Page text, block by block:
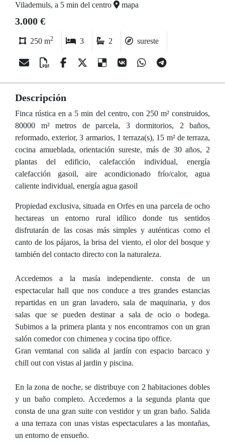
Vilademuls, a 5 min del centro mapa
3.000 €
250 m2 3 2 sureste
Descripción
Finca rústica en a 5 min del centro, con 250 m² construidos,
80000 m² metros de parcela, 3 dormitorios, 2 baños,
reformado, exterior, 3 armarios, 1 terraza(s), 15 m² de terraza,
cocina amueblada, orientación sureste, más de 30 años, 2
plantas del edificio, calefacción individual, energía
calefacción gasoil, aire acondicionado frío/calor, agua
caliente individual, energía agua gasoil
Propiedad exclusiva, situada en Orfes en una parcela de ocho
hectareas un entorno rural idílico donde tus sentidos
disfrutarán de las cosas más simples y auténticas como el
canto de los pájaros, la brisa del viento, el olor del bosque y
también del contacto directo con la naturaleza.
Accedemos a la masía independiente. consta de un
espectacular hall que nos conduce a tres grandes estancias
repartidas en un gran lavadero, sala de maquinaria, y dos
salas que se pueden destinar a sala de ocio o bodega.
Subimos a la primera planta y nos encontramos con un gran
salón comedor con chimenea y cocina tipo office.
Gran vemtanal con salida al jardín con espacio barcaco y
chill out con vistas al jardin y piscina.
En la zona de noche, se distribuye con 2 habitaciones dobles
y un baño completo. Accedemos a la segunda planta que
consta de una gran suite con vestidor y un gran baño. Salida
a una terraza con unas vistas espectaculares a las montañas,
un entorno de ensueño.